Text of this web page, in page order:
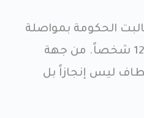
الحكومة بمواصلة
الجهود لتحرير جميع المختطفين المتبقين، والذين يبلغ عددهم 120 شخصاً. من جهة
بعد 9 أشهر من الاختطاف ليس إنجازاً بل